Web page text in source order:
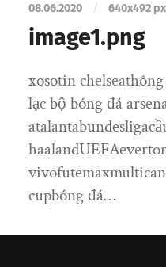
08.06.2020 / 640x492 px
image1.png
xosotin
lạc bộ bóng đá
cupbóng đá…